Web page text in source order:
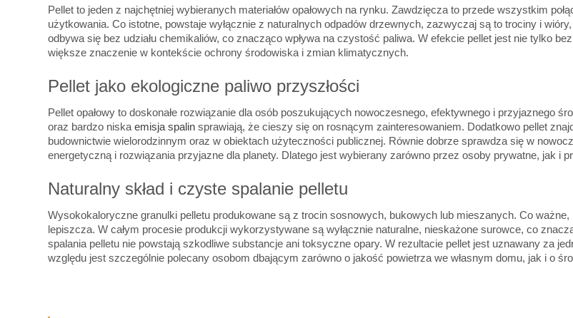
Pellet to jeden z najchętniej wybieranych materiałów opałowych na rynku. Zawdzięcza to przede wszystkim
użytkowania. Co istotne, powstaje wyłącznie z naturalnych odpadów drzewnych, zazwyczaj są to trociny i
odbywa się bez udziału chemikaliów, co znacząco wpływa na czystość paliwa. W efekcie pellet jest nie tylko
większe znaczenie w kontekście ochrony środowiska i zmian klimatycznych.
Pellet jako ekologiczne paliwo przyszłości
Pellet opałowy to doskonałe rozwiązanie dla osób poszukujących nowoczesnego, efektywnego i przyjaznego
oraz bardzo niska emisja spalin sprawiają, że cieszy się on rosnącym zainteresowaniem. Dodatkowo pellet
budownictwie wielorodzinnym oraz w obiektach użyteczności publicznej. Równie dobrze sprawdza się w
energetyczną i rozwiązania przyjazne dla planety. Dlatego jest wybierany zarówno przez osoby prywatne, jak i
Naturalny skład i czyste spalanie pelletu
Wysokokaloryczne granulki pelletu produkowane są z trocin sosnowych, bukowych lub mieszanych. Co
lepiszcza. W całym procesie produkcji wykorzystywane są wyłącznie naturalne, nieskażone surowce, co
spalania pelletu nie powstają szkodliwe substancje ani toksyczne opary. W rezultacie pellet jest uznawany za
względu jest szczególnie polecany osobom dbającym zarówno o jakość powietrza we własnym domu, jak i o